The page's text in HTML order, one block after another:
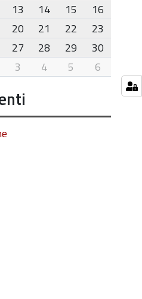
13 14 15
16
20 21 22
23
27 28 29
30
3 4 5 6